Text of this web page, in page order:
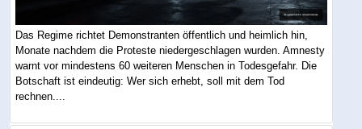
Das Regime richtet Demonstranten öffentlich und heimlich hin,
Monate nachdem die Proteste niedergeschlagen wurden. Amnesty
warnt vor mindestens 60 weiteren Menschen in Todesgefahr. Die
Botschaft ist eindeutig: Wer sich erhebt, soll mit dem Tod
rechnen....